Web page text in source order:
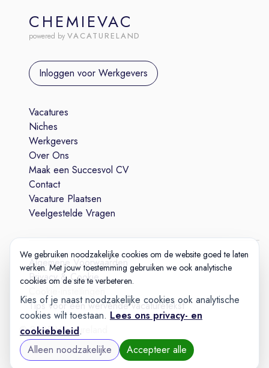
CHEMIEVAC
powered by VACATURELAND
Inloggen voor Werkgevers
Vacatures
Niches
Werkgevers
Over Ons
Maak een Succesvol CV
Contact
Vacature Plaatsen
Veelgestelde Vragen
© 2025 Vacatureland
Build:20260727-1227
Algemene Voorwaarden
Privacy & Cookie
Tips voor een wervende vacaturetekst
We gebruiken noodzakelijke cookies om de website goed te laten
werken. Met jouw toestemming gebruiken we ook analytische
cookies om de site te verbeteren.
Kies of je naast noodzakelijke cookies ook analytische
cookies wilt toestaan. Lees ons privacy- en
cookiebeleid.
Alleen noodzakelijke
Accepteer alle